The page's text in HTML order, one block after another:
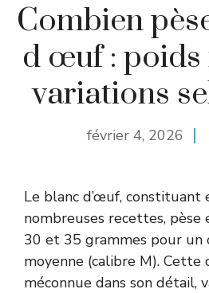
Combien
d œuf : poids
variations
février 4, 2026
Le blanc d’œuf, constituant
nombreuses recettes, pèse
30 et 35 grammes pour
moyenne (calibre M). Cette
méconnue dans son détail,